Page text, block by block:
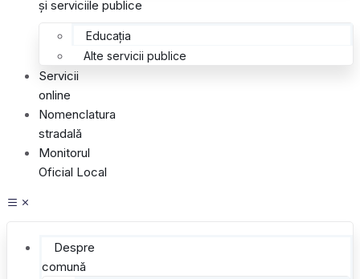
și serviciile publice
Educația
Alte servicii publice
Servicii
online
Nomenclatura
stradală
Monitorul
Oficial Local
Despre
comună